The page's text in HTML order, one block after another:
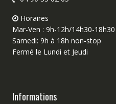
Horaires
Mar-Ven : 9h-12h/14h30-18h30
Samedi: 9h à 18h non-stop
Fermé le Lundi et Jeudi
Informations